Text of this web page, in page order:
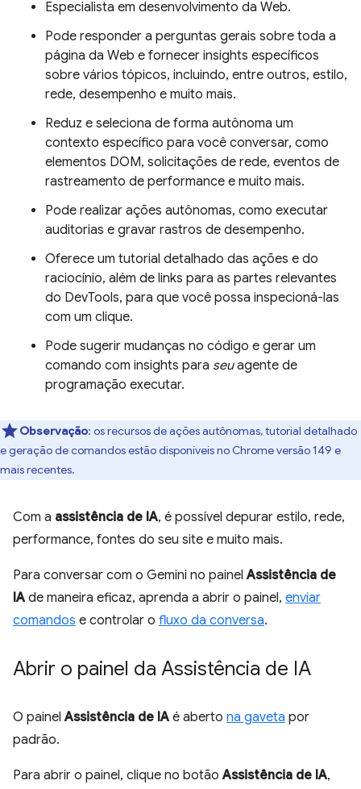
Especialista em desenvolvimento da Web.
Pode responder a perguntas gerais sobre toda a
página da Web e fornecer insights específicos
sobre vários tópicos, incluindo, entre outros, estilo,
rede, desempenho e muito mais.
Reduz e seleciona de forma autônoma um
contexto específico para você conversar, como
elementos DOM, solicitações de rede, eventos de
rastreamento de performance e muito mais.
Pode realizar ações autônomas, como executar
auditorias e gravar rastros de desempenho.
Oferece um tutorial detalhado das ações e do
raciocínio, além de links para as partes relevantes
do DevTools, para que você possa inspecioná-las
com um clique.
Pode sugerir mudanças no código e gerar um
comando com insights para seuagente de
programação executar.
Observação: os recursos de ações autônomas, tutorial detalhado
e geração de comandos estão disponíveis no Chrome versão 149 e
mais recentes.
Com a assistência de IA, é possível depurar estilo, rede,
performance, fontes do seu site e muito mais.
Para conversar com o Gemini no painelAssistência de
IA de maneira eficaz, aprenda a abrir o painel, enviar
comandos e controlar o fluxo da conversa.
Abrir o painel da Assistência de IA
O painelAssistência de IA é aberto na gaveta por
padrão.
Para abrir o painel, clique no botãoAssistência de IA,